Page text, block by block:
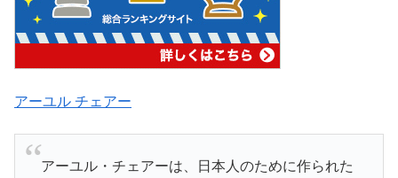
アーユル チェアー
アーユル・チェアーは、日本人のために作られた